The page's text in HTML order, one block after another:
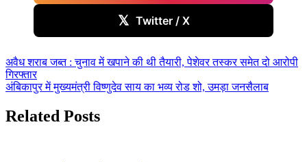
𝕏 Twitter / X
Post
navigation
अवैध शराब जब्त : चुनाव में खपाने की थी तैयारी, पेशेवर तस्कर समेत दो आरोपी
गिरफ्तार
अंबिकापुर में मुख्यमंत्री विष्णुदेव साय का भव्य रोड शो, उमड़ा जनसैलाब
Related Posts